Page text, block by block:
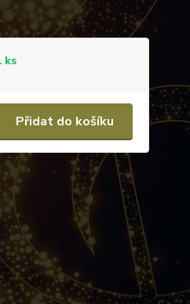
ks
Přidat do košíku